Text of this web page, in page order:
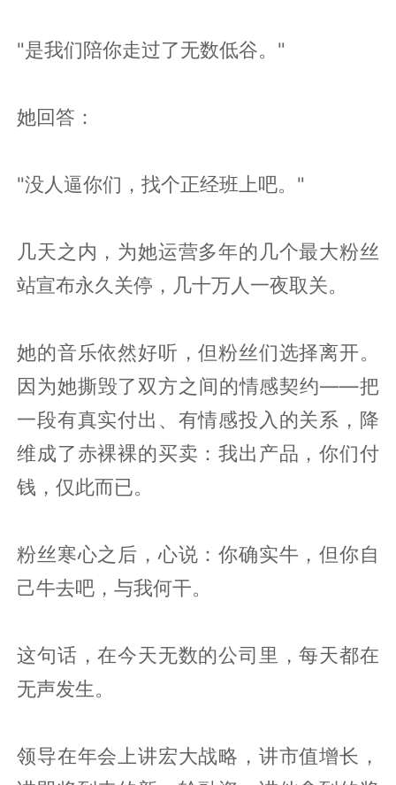
"是我们陪你走过了无数低谷。"
她回答：
"没人逼你们，找个正经班上吧。"
几天之内，为她运营多年的几个最大粉丝
站宣布永久关停，几十万人一夜取关。
她的音乐依然好听，但粉丝们选择离开。
因为她撕毁了双方之间的情感契约——把
一段有真实付出、有情感投入的关系，降
维成了赤裸裸的买卖：我出产品，你们付
钱，仅此而已。
粉丝寒心之后，心说：你确实牛，但你自
己牛去吧，与我何干。
这句话，在今天无数的公司里，每天都在
无声发生。
领导在年会上讲宏大战略，讲市值增长，